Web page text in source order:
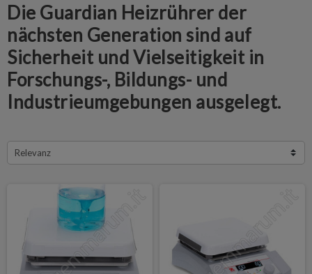
Die Guardian Heizrührer der
nächsten Generation sind auf
Sicherheit und Vielseitigkeit in
Forschungs-, Bildungs- und
Industrieumgebungen ausgelegt.
Relevanz